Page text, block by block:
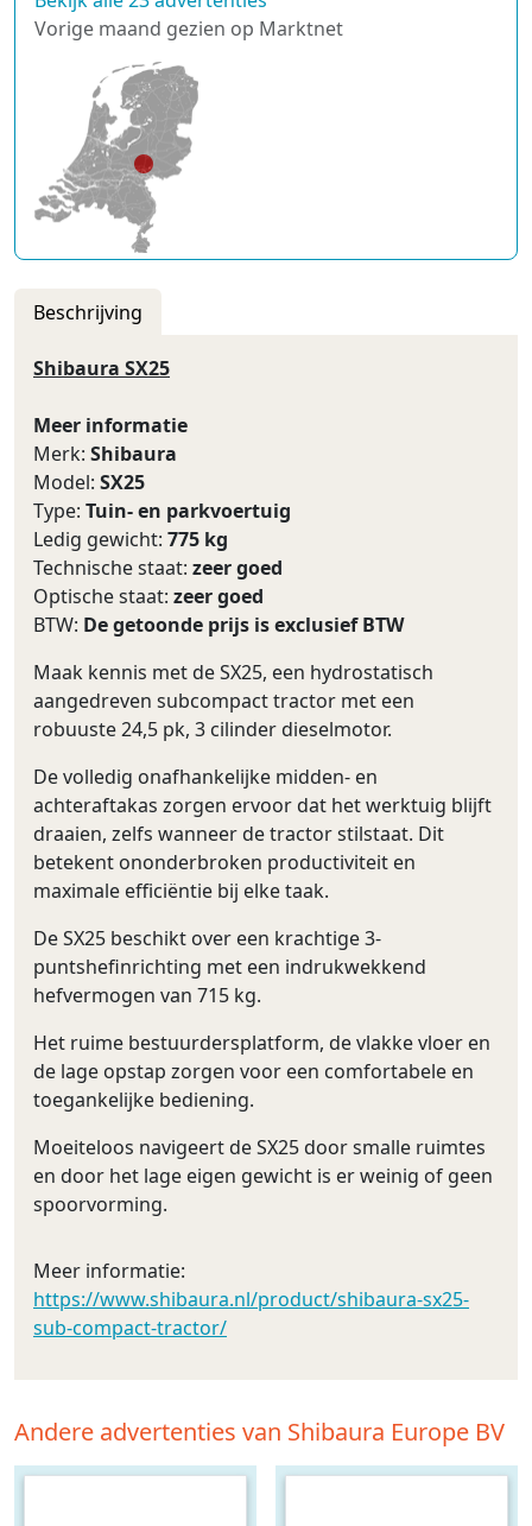
Vorige maand gezien op Marktnet
Beschrijving
Shibaura SX25
Meer informatie
Merk: Shibaura
Model: SX25
Type: Tuin- en parkvoertuig
Ledig gewicht: 775 kg
Technische staat: zeer goed
Optische staat: zeer goed
BTW: De getoonde prijs is exclusief BTW
Maak kennis met de SX25, een hydrostatisch
aangedreven subcompact tractor met een
robuuste 24,5 pk, 3 cilinder dieselmotor.
De volledig onafhankelijke midden- en
achteraftakas zorgen ervoor dat het werktuig blijft
draaien, zelfs wanneer de tractor stilstaat. Dit
betekent ononderbroken productiviteit en
maximale efficiëntie bij elke taak.
De SX25 beschikt over een krachtige 3-
puntshefinrichting met een indrukwekkend
hefvermogen van 715 kg.
Het ruime bestuurdersplatform, de vlakke vloer en
de lage opstap zorgen voor een comfortabele en
toegankelijke bediening.
Moeiteloos navigeert de SX25 door smalle ruimtes
en door het lage eigen gewicht is er weinig of geen
spoorvorming.
Meer informatie:
https://www.shibaura.nl/product/shibaura-sx25-
sub-compact-tractor/
Andere advertenties van Shibaura Europe BV